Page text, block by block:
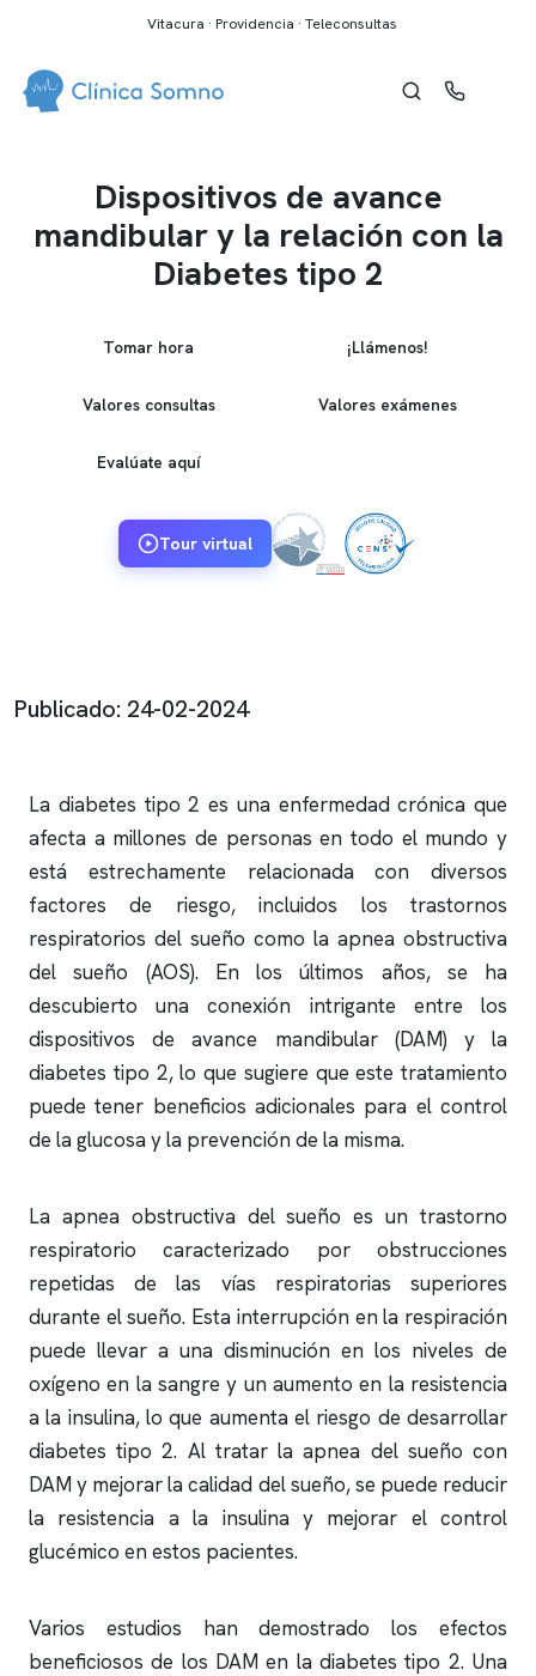
Vitacura · Providencia · Teleconsultas
Dispositivos de avance
mandibular y la relación con la
Diabetes tipo 2
Tomar hora ¡Llámenos!
Valores consultas Valores exámenes
Evalúate aquí
Tour virtual
Publicado: 24-02-2024
La diabetes tipo 2 es una enfermedad crónica que
afecta a millones de personas en todo el mundo y
está estrechamente relacionada con diversos
factores de riesgo, incluidos los trastornos
respiratorios del sueño como la apnea obstructiva
del sueño (AOS). En los últimos años, se ha
descubierto una conexión intrigante entre los
dispositivos de avance mandibular (DAM) y la
diabetes tipo 2, lo que sugiere que este tratamiento
puede tener beneficios adicionales para el control
de la glucosa y la prevención de la misma.
La apnea obstructivadel sueño es un trastorno
respiratorio caracterizado por obstrucciones
repetidas de las vías respiratorias superiores
durante el sueño. Esta interrupción en la respiración
puede llevar a una disminución en los niveles de
oxígeno en la sangre y un aumento en la resistencia
a la insulina, lo que aumenta el riesgo de desarrollar
diabetes tipo 2. Al tratar laapnea del sueño con
DAM y mejorar la calidad del sueño, se puede reducir
la resistencia a la insulina y mejorar el control
glucémico en estos pacientes.
Varios estudios han demostrado los efectos
beneficiosos de los DAM en la diabetes tipo 2. Una